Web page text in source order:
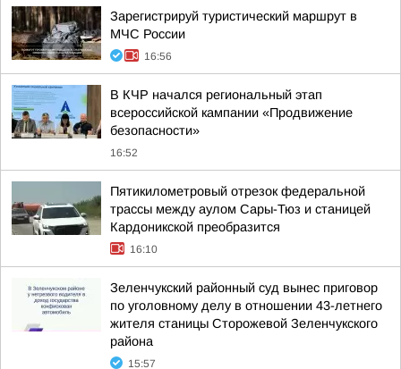
Зарегистрируй туристический маршрут в
МЧС России
16:56
В КЧР начался региональный этап
всероссийской кампании «Продвижение
безопасности»
16:52
Пятикилометровый отрезок федеральной
трассы между аулом Сары-Тюз и станицей
Кардоникской преобразится
16:10
Зеленчукский районный суд вынес приговор
по уголовному делу в отношении 43-летнего
жителя станицы Сторожевой Зеленчукского
района
15:57